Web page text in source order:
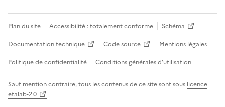
Plan du site Accessibilité : totalement conforme
Schéma
Documentation technique
Code source
Mentions légales
Politique de confidentialité
Conditions générales d’utilisation
Sauf mention contraire, tous les contenus de ce site sont sous licence
etalab-2.0